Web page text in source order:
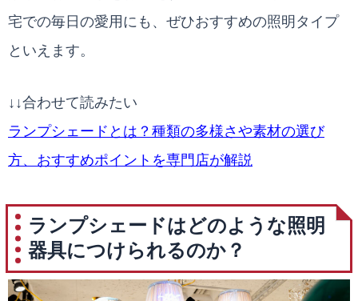
宅での毎日の愛用にも、ぜひおすすめの照明タイプ
といえます。
↓↓合わせて読みたい
ランプシェードとは？種類の多様さや素材の選び
方、おすすめポイントを専門店が解説
ランプシェードはどのような照明
器具につけられるのか？